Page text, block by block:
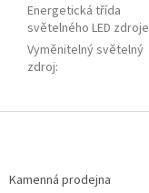
Energetická třída
světelného LED zdroje
Vyměnitelný světelný
zdroj:
Kamenná prodejna